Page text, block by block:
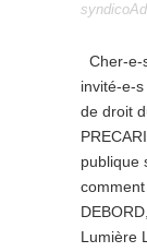
Cher-e-
invité-e-
de droit
publique
Lumière